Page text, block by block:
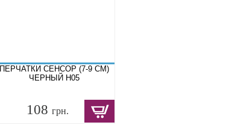
ПЕРЧАТКИ СЕНСОР (7-9 СМ)
ЧЕРНЫЙ H05
108 грн.